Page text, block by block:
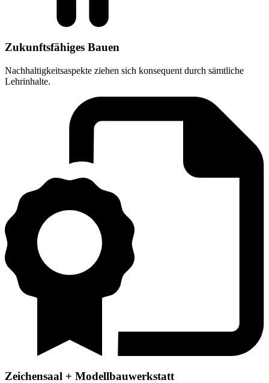
Zukunftsfähiges Bauen
Nachhaltigkeitsaspekte ziehen sich konsequent durch sämtliche
Lehrinhalte.
Zeichensaal + Modellbauwerkstatt